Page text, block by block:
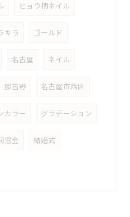
ヒョウ柄ネイル
キラ ゴールド
名古屋 ネイル
那古野 名古屋市西区
カラー グラデーション
窓会 結婚式